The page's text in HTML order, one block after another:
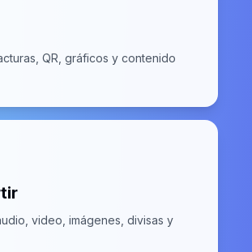
QR, gráficos y contenido
video, imágenes, divisas y